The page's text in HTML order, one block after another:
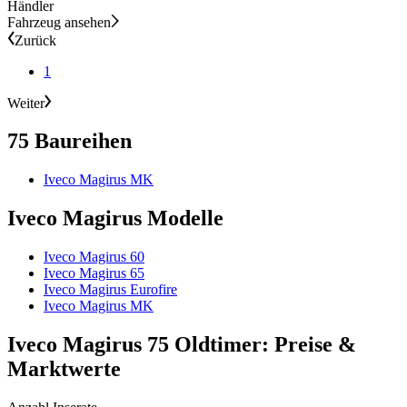
Händler
Fahrzeug ansehen
Zurück
1
Weiter
75 Baureihen
Iveco Magirus MK
Iveco Magirus Modelle
Iveco Magirus 60
Iveco Magirus 65
Iveco Magirus Eurofire
Iveco Magirus MK
Iveco Magirus 75 Oldtimer: Preise &
Marktwerte